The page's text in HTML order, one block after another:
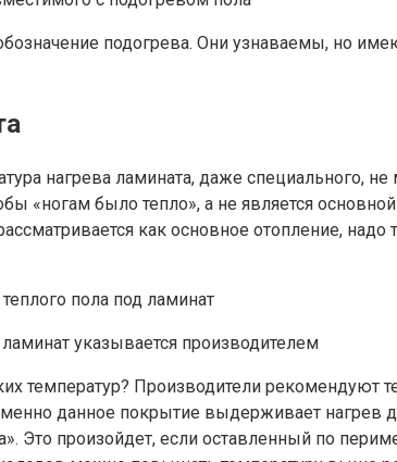
подогрева. Они узнаваемы, но
нагрева ламината, даже
«ногам было тепло», а не является
как основное отопление, надо
указывается производителем
температур? Производители
данное покрытие выдерживает нагрев
Это произойдет, если оставленный по